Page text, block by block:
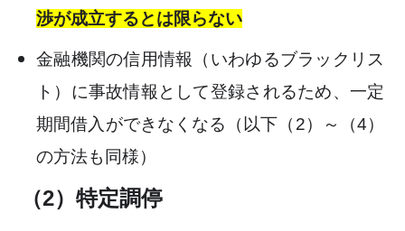
渉が成立するとは限らない
金融機関の信用情報（いわゆるブラックリス
ト）に事故情報として登録されるため、一定
期間借入ができなくなる（以下（2）～（4）
の方法も同様）
（2）特定調停